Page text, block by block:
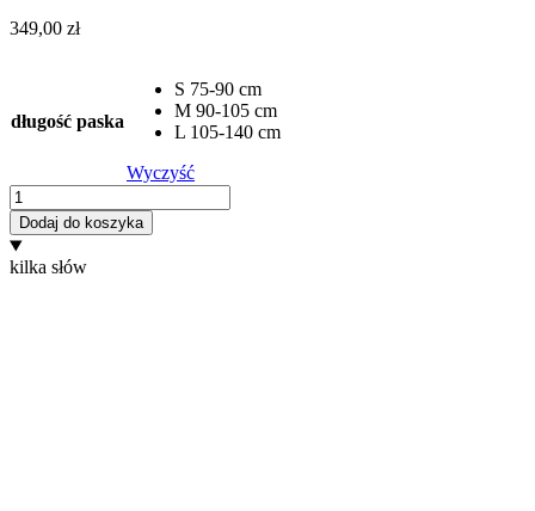
349,00 zł
długość paska
S 75-90 cm
M 90-105 cm
L 105-140 cm
Wyczyść
ilość
Moro
Dodaj do koszyka
kilka słów